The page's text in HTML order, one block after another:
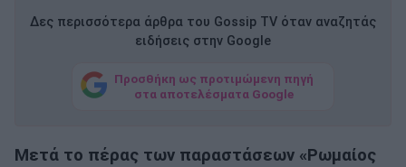
Δες περισσότερα άρθρα του Gossip TV όταν αναζητάς
ειδήσεις στην Google
Προσθήκη ως προτιμώμενη πηγή
στα αποτελέσματα Google
Μετά το πέρας των παραστάσεων «Ρωµαίος